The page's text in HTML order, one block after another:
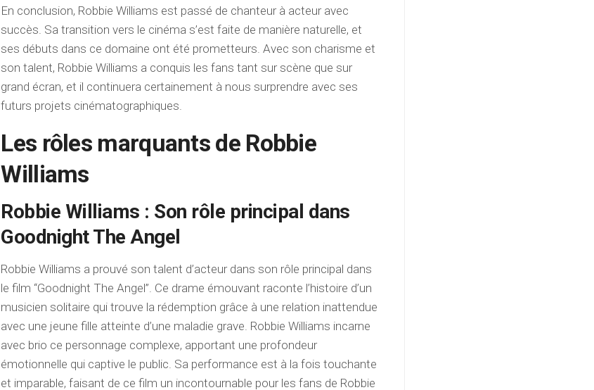
En conclusion, Robbie Williams est passé de chanteur à acteur avec
succès. Sa transition vers le cinéma s’est faite de manière naturelle, et
ses débuts dans ce domaine ont été prometteurs. Avec son charisme et
son talent, Robbie Williams a conquis les fans tant sur scène que sur
grand écran, et il continuera certainement à nous surprendre avec ses
futurs projets cinématographiques.
Les rôles marquants de Robbie
Williams
Robbie Williams : Son rôle principal dans
Goodnight The Angel
Robbie Williams a prouvé son talent d’acteur dans son rôle principal dans
le film “Goodnight The Angel”. Ce drame émouvant raconte l’histoire d’un
musicien solitaire qui trouve la rédemption grâce à une relation inattendue
avec une jeune fille atteinte d’une maladie grave. Robbie Williams incarne
avec brio ce personnage complexe, apportant une profondeur
émotionnelle qui captive le public. Sa performance est à la fois touchante
et imparable, faisant de ce film un incontournable pour les fans de Robbie